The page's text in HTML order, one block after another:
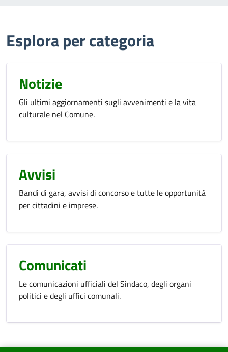
Esplora per categoria
Notizie
Gli ultimi aggiornamenti sugli avvenimenti e la vita
culturale nel Comune.
Avvisi
Bandi di gara, avvisi di concorso e tutte le opportunità
per cittadini e imprese.
Comunicati
Le comunicazioni ufficiali del Sindaco, degli organi
politici e degli uffici comunali.